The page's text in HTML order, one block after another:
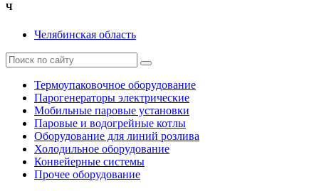
Ч
Челябинская область
Термоупаковочное оборудование
Парогенераторы электрические
Мобильные паровые установки
Паровые и водогрейные котлы
Оборудование для линий розлива
Холодильное оборудование
Конвейерные системы
Прочее оборудование